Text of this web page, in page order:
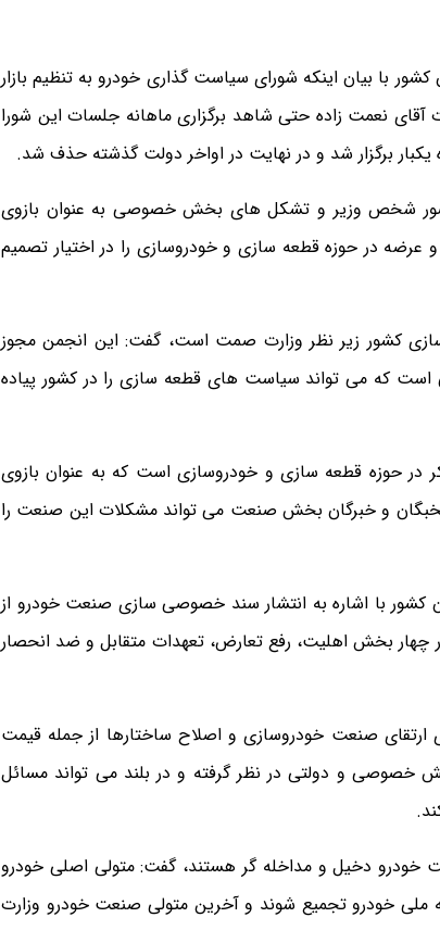
با بیان اینکه شورای سیاست گذاری خودرو به تنظیم بازار
در سال ۱۳۹۲ و دوران وزارت آقای نعمت زاده حتی شاهد برگزاری ماهانه جلسات این شورا
برگزار شد و در نهایت در اواخر دولت گذشته حذف شد.
حضور شخص وزیر و تشکل های بخش خصوصی به عنوان بازوی
در حوزه قطعه سازی و خودروسازی را در اختیار تصمیم
سازی کشور زیر نظر وزارت صمت است، گفت: این انجمن مجوز
گرفته و دارای ۱۷ انجمن استانی است که می تواند سیاست های قطعه سازی را در کشور پیاده
در حوزه قطعه سازی و خودروسازی است که به عنوان بازوی
نخبگان و خبرگان بخش صنعت می تواند مشکلات این صنعت را
کشور با اشاره به انتشار سند خصوصی سازی صنعت خودرو از
بخش اهلیت، رفع تعارض، تعهدات متقابل و ضد انحصار
صنعت خودروسازی و اصلاح ساختارها از جمله قیمت
خصوصی و دولتی در نظر گرفته و در بلند می تواند مسائل
۲۹ نهاد در حوزه صنعت خودرو دخیل و مداخله گر هستند، گفت: متولی اصلی خودرو
ملی خودرو تجمیع شوند و آخرین متولی صنعت خودرو وزارت